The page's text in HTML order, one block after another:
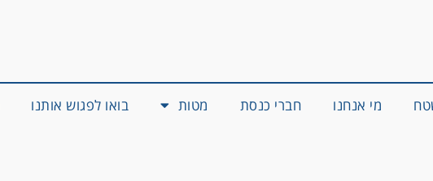
מי אנחנו חברי כנסת מטות בואו לפגוש אותנו